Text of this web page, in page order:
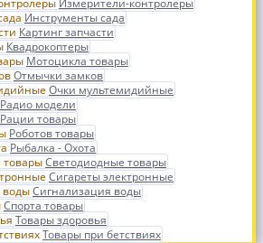
Измерители-контролеры
Инструменты сада
Картинг запчасти
Квадрокоптеры
Мотоцикла товары
Отмычки замков
Очки мультемидийные
Радио модели
Рации товары
Роботов товары
Рыбалка - Охота
Светодиодные товары
Сигареты электронные
Сигнализация воды
Спорта товары
Товары здоровья
Товары при бетствиях